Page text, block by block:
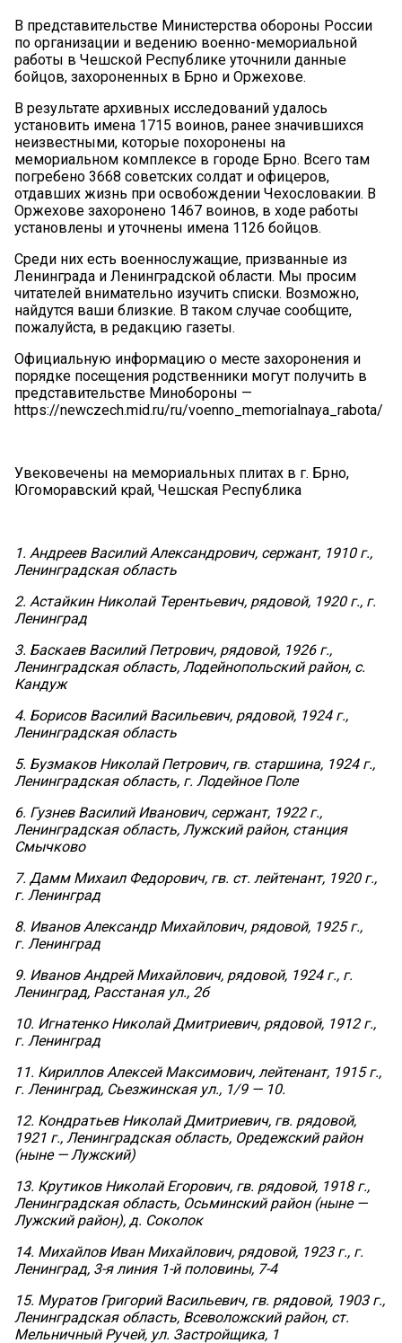
В представительстве Министерства обороны России
по организации и ведению военно-мемориальной
работы в Чешской Республике уточнили данные
бойцов, захороненных в ­Брно и Оржехове.
В результате архивных исследований удалось
установить имена 1715 воинов, ранее значившихся
неизвестными, которые похоронены на
мемориальном комплексе в городе Брно. Всего там
погребено 3668 советских солдат и офицеров,
отдавших жизнь при освобождении Чехословакии. В
Оржехове захоронено 1467 воинов, в ходе работы
установлены и уточнены имена 1126 бойцов.
Среди них есть военнослужащие, призванные из
Ленинграда и Ленинградской области. Мы просим
читателей внимательно изучить списки. Возможно,
найдутся ваши близкие. В таком случае сообщите,
пожалуйста, в редакцию газеты.
Официальную информацию о месте захоронения и
порядке посещения родственники могут получить в
представительстве Минобороны —
https://newczech.mid.ru/ru/voenno_memorialnaya_rabota/
Увековечены на мемориальных плитах в г. Брно,
Югоморавский край, Чешская Республика
1. Андреев Василий Александрович, сержант, 1910 г.,
Ленинградская область
2. Астайкин Николай Терентьевич, рядовой, 1920 г., г.
Ленинград
3. Баскаев Василий Петрович, рядовой, 1926 г.,
Ленинградская область, Лодейнопольский район, с.
Кандуж
4. Борисов Василий Васильевич, рядовой, 1924 г.,
Ленинградская область
5. Бузмаков Николай Петрович, гв. старшина, 1924 г.,
Ленинградская область, г. Лодейное Поле
6. Гузнев Василий Иванович, сержант, 1922 г.,
Ленинградская область, Лужский район, станция
Смычково
7. Дамм Михаил Федорович, гв. ст. лейтенант, 1920 г.,
г. Ленинград
8. Иванов Александр Михайлович, рядовой, 1925 г.,
г. Ленинград
9. Иванов Андрей Михайлович, рядовой, 1924 г., г.
Ленинград, Расстаная ул., 2б
10. Игнатенко Николай Дмитриевич, рядовой, 1912 г.,
г. Ленинград
11. Кириллов Алексей Максимович, лейтенант, 1915 г.,
г. Ленинград, Сьезжинская ул., 1/9 — 10.
12. Кондратьев Николай Дмитриевич, гв. рядовой,
1921 г., Ленинградская область, Оредежский район
(ныне — Лужский)
13. Крутиков Николай Егорович, гв. рядовой, 1918 г.,
Ленинградская область, Осьминский район (ныне —
Лужский район), д. Соколок
14. Михайлов Иван Михайлович, рядовой, 1923 г., г.
Ленинград, 3-я линия 1-й половины, 7-4
15. Муратов Григорий Васильевич, гв. рядовой, 1903 г.,
Ленинградская область, Всеволожский район, ст.
Мельничный Ручей, ул. Застройщика, 1